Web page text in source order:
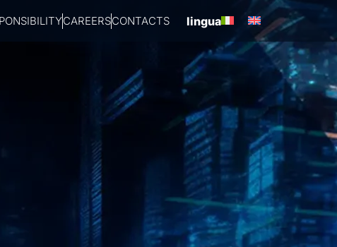
CAREERSCONTACTS lingua